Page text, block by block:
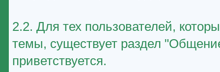
2.2. Для тех пользователей,
темы, существует раздел
приветствуется.